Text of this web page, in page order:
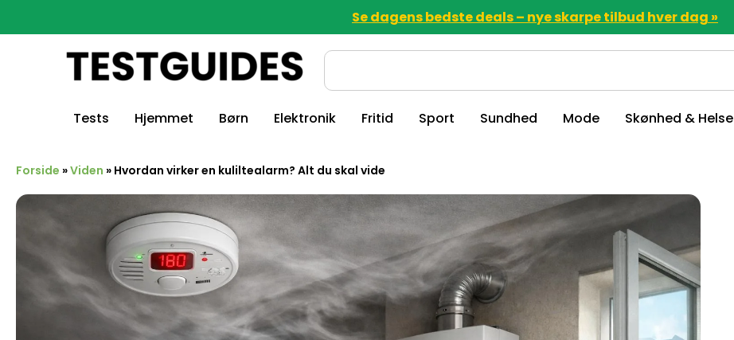
Se dagens bedste deals – nye skarpe tilbud hver dag »
Tests Hjemmet Børn Elektronik Fritid Sport Sundhed Mode Skønhed & Helse
Forside »Viden » Hvordan virker en kuliltealarm? Alt du skal vide